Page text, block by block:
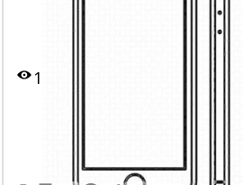
отверстиями на передней
панели и логотипом "Lian Li" в
нижней части.
1